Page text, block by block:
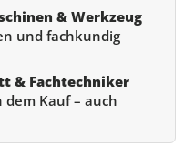
& Werkzeug
und fachkundig
& Fachtechniker
dem Kauf – auch